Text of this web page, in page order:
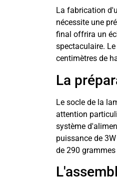
La fabrication
nécessite une
final offrira un
spectaculaire.
centimètres de
La
Le socle de la
attention
système
puissance de
de 290